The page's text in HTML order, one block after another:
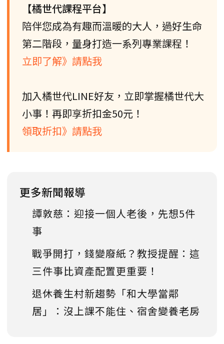
【橘世代課程平台】
陪伴您成為有趣而溫暖的大人，過好生命
第二階段，量身打造一系列專業課程！
立即了解》請點我
加入橘世代LINE好友，立即掌握橘世代大
小事！再即享折扣金50元！
領取折扣》請點我
更多新聞報導
譚敦慈：迎接一個人老後，先想5件
事
戰爭開打，錢變廢紙？教授提醒：這
三件事比資產配置更重要！
退休養生村新趨勢「和大學當鄰
居」：沒上課不能住、宿舍變養老房